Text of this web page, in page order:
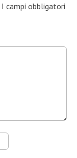
I campi obbligatori